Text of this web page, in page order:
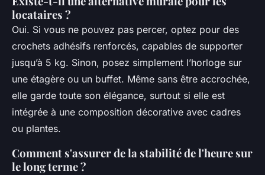
locataires ?
Oui. Si vous ne pouvez pas percer, optez pour des
crochets adhésifs renforcés, capables de supporter
jusqu’à 5 kg. Sinon, posez simplement l’horloge sur
une étagère ou un buffet. Même sans être accrochée,
elle garde toute son élégance, surtout si elle est
intégrée à une composition décorative avec cadres
ou plantes.
Comment s'assurer de la stabilité de l'heure sur
le long terme ?